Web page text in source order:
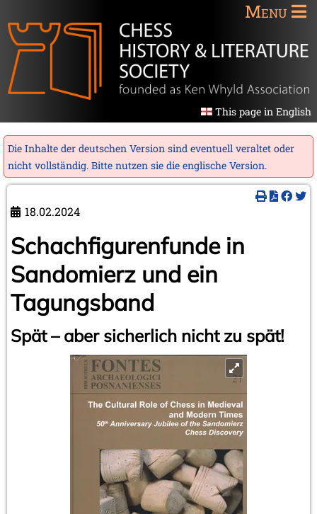
Menu
This page in English
Die Inhalte der deutschen Version sind eventuell veraltet oder
nicht vollständig. Bitte nutzen sie die englische Version.
18.02.2024
Schachfigurenfunde in
Sandomierz und ein
Tagungsband
Spät – aber sicherlich nicht zu spät!